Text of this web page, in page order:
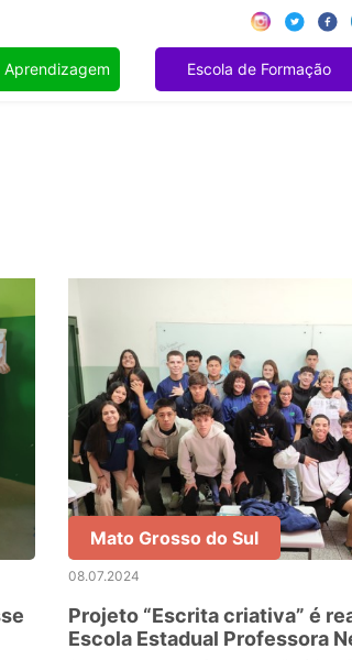
Escola de Formação
Mato Grosso do Sul
08.07.2024
Projeto “Escrita criativa” é
Escola Estadual Professora